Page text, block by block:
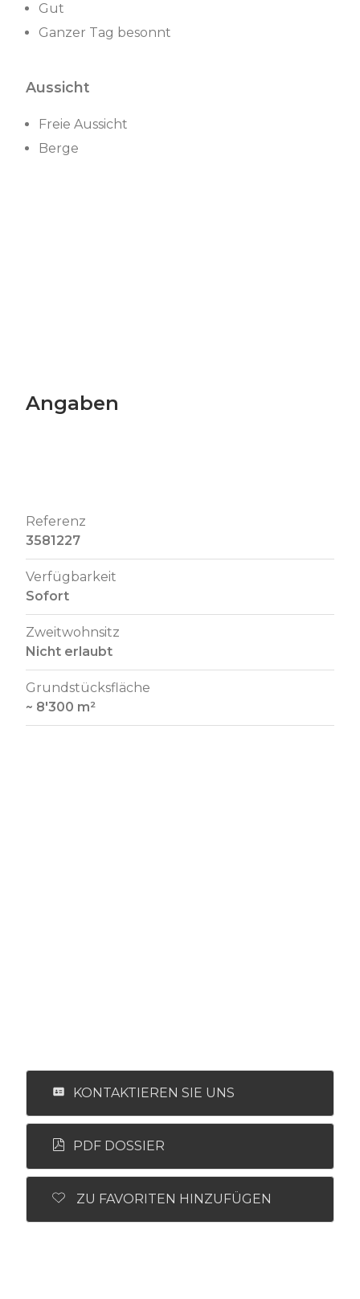
Gut
Ganzer Tag besonnt
Aussicht
Freie Aussicht
Berge
Angaben
Referenz
3581227
Verfügbarkeit
Sofort
Zweitwohnsitz
Nicht erlaubt
Grundstücksfläche
~ 8'300 m²
KONTAKTIEREN SIE UNS
PDF DOSSIER
ZU FAVORITEN HINZUFÜGEN